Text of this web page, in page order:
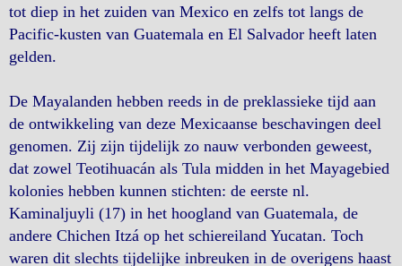
tot diep in het zuiden van Mexico en zelfs tot langs de
Pacific-kusten van Guatemala en El Salvador heeft laten
gelden.
De Mayalanden hebben reeds in de preklassieke tijd aan
de ontwikkeling van deze Mexicaanse beschavingen deel
genomen. Zij zijn tijdelijk zo nauw verbonden geweest,
dat zowel Teotihuacán als Tula midden in het Mayagebied
kolonies hebben kunnen stichten: de eerste nl.
Kaminaljuyli (17) in het hoogland van Guatemala, de
andere Chichen Itzá op het schiereiland Yucatan. Toch
waren dit slechts tijdelijke inbreuken in de overigens haast